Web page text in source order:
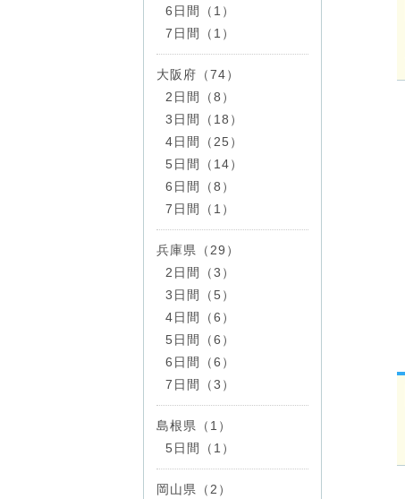
6日間（1）
7日間（1）
大阪府（74）
2日間（8）
3日間（18）
4日間（25）
5日間（14）
6日間（8）
7日間（1）
兵庫県（29）
2日間（3）
3日間（5）
4日間（6）
5日間（6）
6日間（6）
7日間（3）
島根県（1）
5日間（1）
岡山県（2）